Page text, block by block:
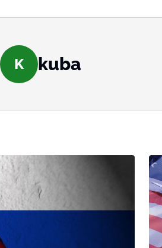
K kuba